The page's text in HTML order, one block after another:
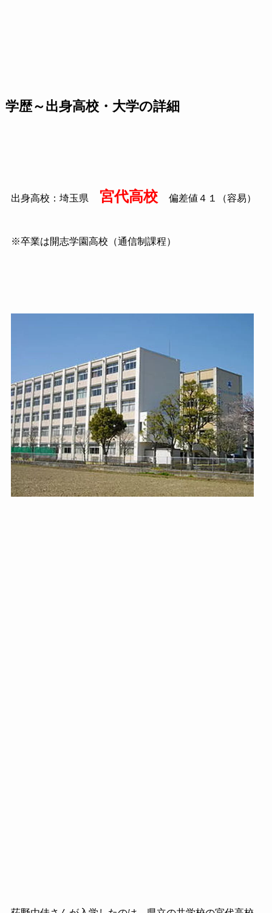
学歴～出身高校・大学の詳細
出身高校：埼玉県 宮代高校 偏差値４１（容易）
※卒業は開志学園高校（通信制課程）